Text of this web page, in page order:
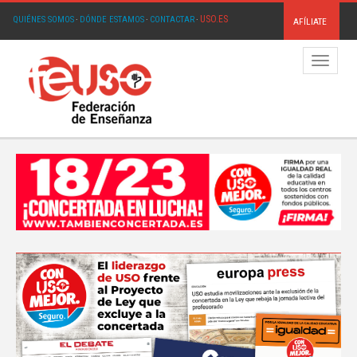
QUIÉNES SOMOS· DÓNDE ESTAMOS· CONTACTAR· USO.ES AFÍLIATE
Menú